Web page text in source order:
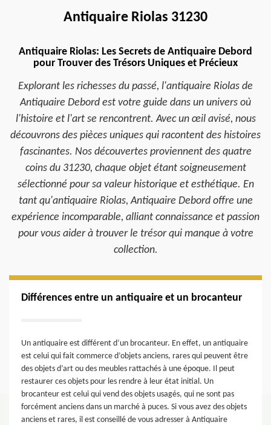
Antiquaire Riolas 31230
Antiquaire Riolas: Les Secrets de Antiquaire Debord
pour Trouver des Trésors Uniques et Précieux
Explorant les richesses du passé, l'antiquaire Riolas de
Antiquaire Debord est votre guide dans un univers où
l'histoire et l'art se rencontrent. Avec un œil avisé, nous
découvrons des pièces uniques qui racontent des histoires
fascinantes. Nos découvertes proviennent des quatre
coins du 31230, chaque objet étant soigneusement
sélectionné pour sa valeur historique et esthétique. En
tant qu'antiquaire Riolas, Antiquaire Debord offre une
expérience incomparable, alliant connaissance et passion
pour vous aider à trouver le trésor qui manque à votre
collection.
Différences entre un antiquaire et un brocanteur
Un antiquaire est différent d’un brocanteur. En effet, un antiquaire
est celui qui fait commerce d’objets anciens, rares qui peuvent être
des objets d’art ou des meubles rattachés à une époque. Il peut
restaurer ces objets pour les rendre à leur état initial. Un
brocanteur est celui qui vend des objets usagés, qui ne sont pas
forcément anciens dans un marché à puces. Si vous avez des objets
anciens et rares, il est conseillé de vous adresser à Antiquaire